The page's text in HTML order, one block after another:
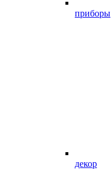
приборы
декор